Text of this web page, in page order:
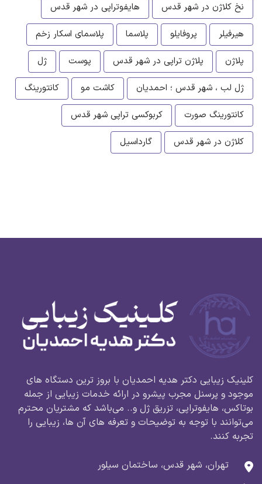
نخ کلاژن در شهر قدس
هایفوتراپی در شهر قدس
هیرفیلر
پروفایلو پلاسما
پلاسمای اسکار زخم
پلاژن
پلاژن تراپی در شهر قدس پوست
ژل
ژل لب ، شهر قدس ؛ احمدیان
کاشت مو
کانتورینگ
کانتورینگ صورت
کربوکسی تراپی شهر قدس
کلاژن در شهر قدس
گارداسیل
کلینیک زیبایی دکتر هدیه احمدیان با بروز ترین دستگاه های
موجود و پرسنل مجرب پیشرو در ارائه خدمات زیبایی از جمله
بوتاکس، هایفوتراپی، تزریق ژل و.. می‌باشد که مشتریان محترم
می‌توانند با توجه به توضیحات و تعرفه های آن ها، زیبایی را
تجربه کنند.
تهران، شهر قدس، ساختمان سیلور